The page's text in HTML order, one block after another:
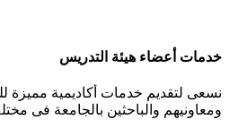
خدمات أعضاء هيئة التدريس
نسعى لتقديم خدمات أكاديمية مميزة
ومعاونيهم والباحثين بالجامعة فى